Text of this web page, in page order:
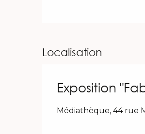
Localisation
Exposition
Médiathèque, 44 rue